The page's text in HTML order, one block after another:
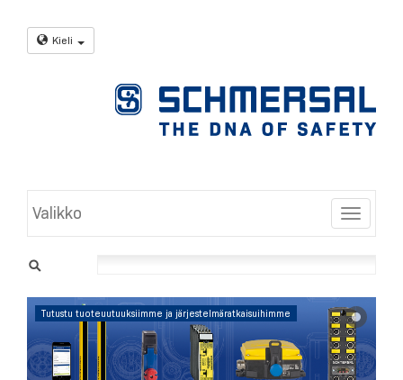
Kieli
Toggle
Valikko
Tutustu tuoteuutuuksiimme ja järjestelmäratkaisuihimme